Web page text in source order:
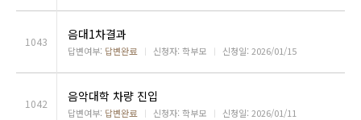
1043 음대1차결과
답변여부: 답변완료 ㅣ 신청자: 학부모 ㅣ 신청일: 2026/01/15
1042 음악대학 차량 진입
답변여부: 답변완료 ㅣ 신청자: 학부모 ㅣ 신청일: 2026/01/11